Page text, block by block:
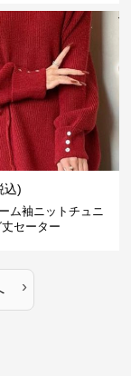
込)
ム袖ニットチュニ
セーター
›